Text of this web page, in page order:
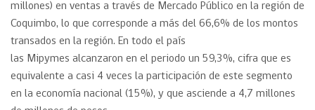
millones) en ventas a través de Mercado Público en la región de
Coquimbo, lo que corresponde a más del 66,6% de los montos
transados en la región. En todo el país
las Mipymes alcanzaron en el periodo un 59,3%, cifra que es
equivalente a casi 4 veces la participación de este segmento
en la economía nacional (15%), y que asciende a 4,7 millones